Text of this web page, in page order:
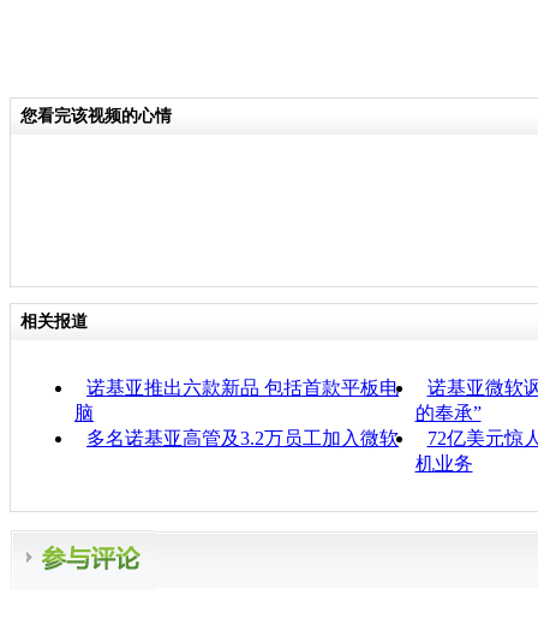
您看完该视频的心情
相关报道
诺基亚推出六款新品 包括首款平板电
脑
诺基亚微软
的奉承”
多名诺基亚高管及3.2万员工加入微软
72亿美元惊
机业务